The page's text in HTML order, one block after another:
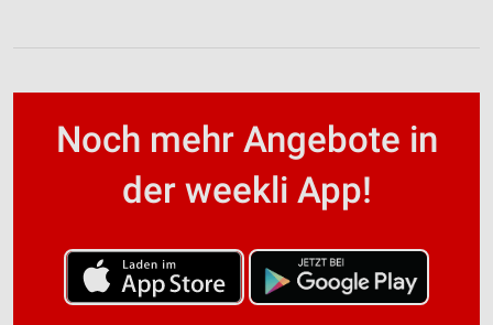
Noch mehr Angebote in
der weekli App!